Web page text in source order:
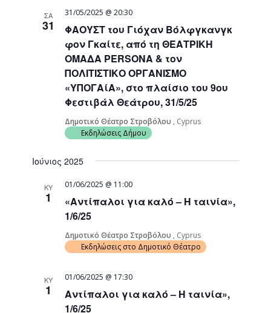
ΣΑ
31
ΦΑΟΥΣΤ του Γιόχαν Βόλφγκανγκ
φον Γκαίτε, από τη ΘΕΑΤΡΙΚΗ
ΟΜΑΔΑ PERSONA & τον
ΠΟΛΙΤΙΣΤΙΚΟ ΟΡΓΑΝΙΣΜΟ
«ΥΠΟΓΑίΑ», στο πλαίσιο του 9ου
Φεστιβάλ Θεάτρου, 31/5/25
31/05/2025 @ 20:30
Δημοτικό Θέατρο Στροβόλου , Cyprus
Εκδηλώσεις Δήμου
Ιούνιος 2025
ΚΥ
1
«Αντίπαλοι για καλό – Η ταινία»,
1/6/25
01/06/2025 @ 11:00
Δημοτικό Θέατρο Στροβόλου , Cyprus
Εκδηλώσεις στο Δημοτικό Θέατρο
ΚΥ
1
Αντίπαλοι για καλό – Η ταινία»,
1/6/25
01/06/2025 @ 17:30